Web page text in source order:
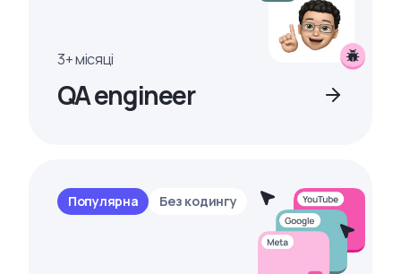
3+ місяці
QA engineer
Популярна Без кодингу